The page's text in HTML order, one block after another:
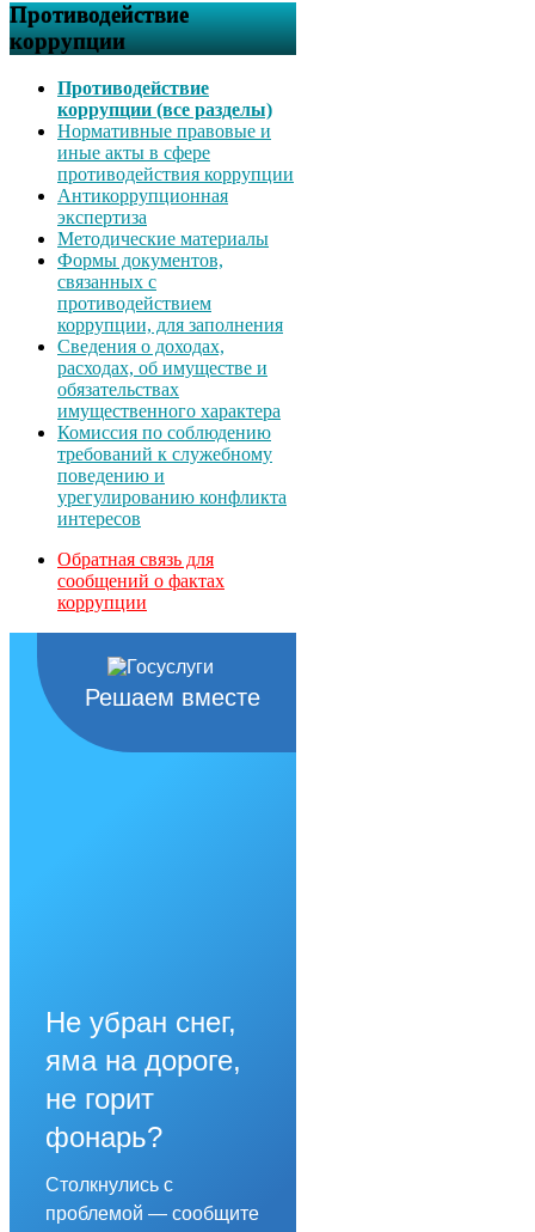
Противодействие
коррупции
Противодействие
коррупции (все разделы)
Нормативные правовые и
иные акты в сфере
противодействия коррупции
Антикоррупционная
экспертиза
Методические материалы
Формы документов,
связанных с
противодействием
коррупции, для заполнения
Сведения о доходах,
расходах, об имуществе и
обязательствах
имущественного характера
Комиссия по соблюдению
требований к служебному
поведению и
урегулированию конфликта
интересов
Обратная связь для
сообщений о фактах
коррупции
Решаем вместе
Не убран снег,
яма на дороге,
не горит
фонарь?
Столкнулись с
проблемой — сообщите